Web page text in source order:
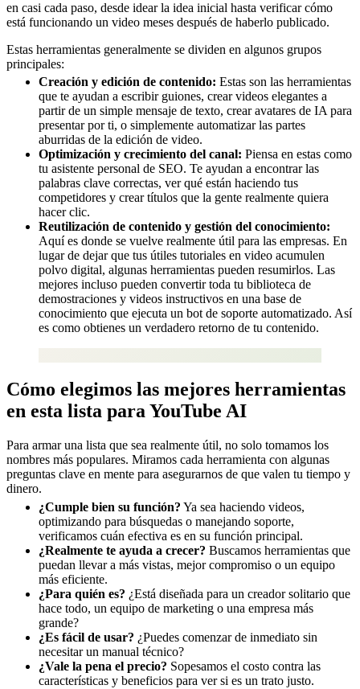
en casi cada paso, desde idear la idea inicial hasta verificar cómo
está funcionando un video meses después de haberlo publicado.
Estas herramientas generalmente se dividen en algunos grupos
principales:
Creación y edición de contenido: Estas son las herramientas
que te ayudan a escribir guiones, crear videos elegantes a
partir de un simple mensaje de texto, crear avatares de IA para
presentar por ti, o simplemente automatizar las partes
aburridas de la edición de video.
Optimización y crecimiento del canal: Piensa en estas como
tu asistente personal de SEO. Te ayudan a encontrar las
palabras clave correctas, ver qué están haciendo tus
competidores y crear títulos que la gente realmente quiera
hacer clic.
Reutilización de contenido y gestión del conocimiento:
Aquí es donde se vuelve realmente útil para las empresas. En
lugar de dejar que tus útiles tutoriales en video acumulen
polvo digital, algunas herramientas pueden resumirlos. Las
mejores incluso pueden convertir toda tu biblioteca de
demostraciones y videos instructivos en una base de
conocimiento que ejecuta un bot de soporte automatizado. Así
es como obtienes un verdadero retorno de tu contenido.
Cómo elegimos las mejores herramientas
en esta lista para YouTube AI
Para armar una lista que sea realmente útil, no solo tomamos los
nombres más populares. Miramos cada herramienta con algunas
preguntas clave en mente para asegurarnos de que valen tu tiempo y
dinero.
¿Cumple bien su función? Ya sea haciendo videos,
optimizando para búsquedas o manejando soporte,
verificamos cuán efectiva es en su función principal.
¿Realmente te ayuda a crecer? Buscamos herramientas que
puedan llevar a más vistas, mejor compromiso o un equipo
más eficiente.
¿Para quién es? ¿Está diseñada para un creador solitario que
hace todo, un equipo de marketing o una empresa más
grande?
¿Es fácil de usar? ¿Puedes comenzar de inmediato sin
necesitar un manual técnico?
¿Vale la pena el precio? Sopesamos el costo contra las
características y beneficios para ver si es un trato justo.